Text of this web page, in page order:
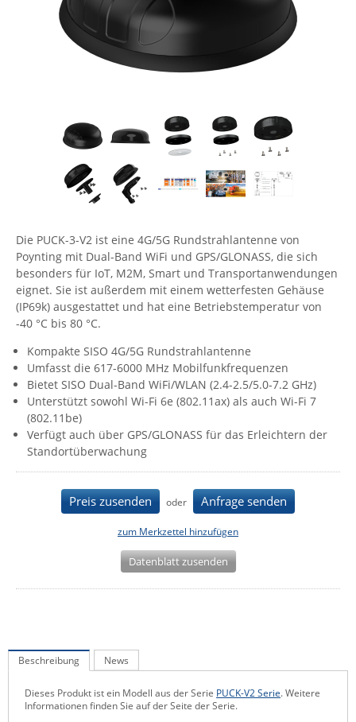
Energiemessung
Energieverteilung
IP, WLAN & GSM Sensorik
IoT - Internet of Things
IPC, Industrielle Netzwerktechnik & WLAN
Wi-Fi - WLAN - Wireless
IT Netzwerktechnik / Kommunikation
Serverräume
RMA / Rücksendung / Support
Comet System
CompleTech
Contemporary Controls
Enginko - mcf88
Fokus Technologies
Gude
Guntermann & Drunck
High Sec Labs
HW group
Icron
IEC Lock
Ihse
Kerlink
Kramer Electronics
KVM TEC
PatchSee
Poynting
Die PUCK-3-V2 ist eine 4G/5G Rundstrahlantenne von
Poynting mit Dual-Band WiFi und GPS/GLONASS, die sich
besonders für IoT, M2M, Smart und Transportanwendungen
eignet. Sie ist außerdem mit einem wetterfesten Gehäuse
(IP69k) ausgestattet und hat eine Betriebstemperatur von
-40 °C bis 80 °C.
Kompakte SISO 4G/5G Rundstrahlantenne
Umfasst die 617-6000 MHz Mobilfunkfrequenzen
Bietet SISO Dual-Band WiFi/WLAN (2.4-2.5/5.0-7.2 GHz)
Unterstützt sowohl Wi-Fi 6e (802.11ax) als auch Wi-Fi 7
(802.11be)
Verfügt auch über GPS/GLONASS für das Erleichtern der
Standortüberwachung
Preis zusenden oder Anfrage senden
zum Merkzettel hinzufügen
Datenblatt zusenden
Beschreibung News
Dieses Produkt ist ein Modell aus der Serie PUCK-V2 Serie. Weitere
Informationen finden Sie auf der Seite der Serie.